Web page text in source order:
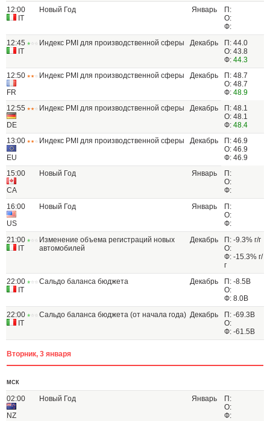
12:00
IT
Новый Год Январь
П:
О:
Ф:
12:45
IT
Индекс PMI для производственной сферы Декабрь
П: 44.0
О: 43.8
Ф: 44.3
12:50
FR
Индекс PMI для производственной сферы Декабрь
П: 48.7
О: 48.7
Ф: 48.9
12:55
DE
Индекс PMI для производственной сферы Декабрь
П: 48.1
О: 48.1
Ф: 48.4
13:00
EU
Индекс PMI для производственной сферы Декабрь
П: 46.9
О: 46.9
Ф: 46.9
15:00
CA
Новый Год Январь
П:
О:
Ф:
16:00
US
Новый Год Январь
П:
О:
Ф:
21:00
IT
Изменение объема регистраций новых
автомобилей
Декабрь
П: -9.3% г/г
О:
Ф: -15.3% г/
г
22:00
IT
Сальдо баланса бюджета Декабрь
П: -8.5B
О:
Ф: 8.0B
22:00
IT
Сальдо баланса бюджета (от начала года) Декабрь
П: -69.3B
О:
Ф: -61.5B
Вторник, 3 января
МСК
02:00
NZ
Новый Год Январь
П:
О:
Ф: